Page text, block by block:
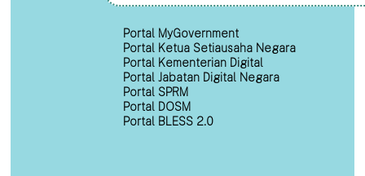
Portal MyGovernment
Portal Ketua Setiausaha Negara
Portal Kementerian Digital
Portal Jabatan Digital Negara
Portal SPRM
Portal DOSM
Portal BLESS 2.0